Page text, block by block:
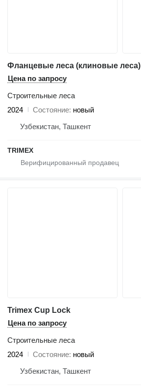
Фланцевые леса (клиновые леса)
Цена по запросу
Строительные леса
2024
Состояние новый
Узбекистан, Ташкент
TRIMEX
Trimex Cup Lock
Цена по запросу
Строительные леса
2024
Состояние новый
Узбекистан, Ташкент